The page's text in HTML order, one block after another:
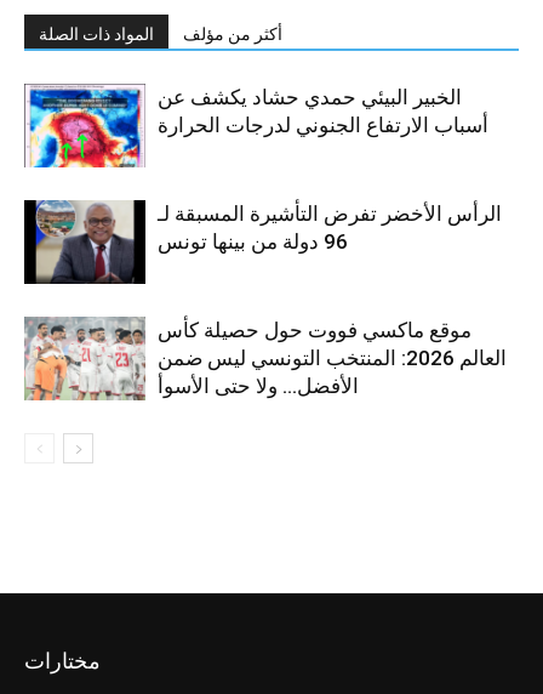
المواد ذات الصلة أكثر من مؤلف
الخبير البيئي حمدي حشاد يكشف عن
أسباب الارتفاع الجنوني لدرجات الحرارة
الرأس الأخضر تفرض التأشيرة المسبقة لـ
96 دولة من بينها تونس
موقع ماكسي فووت حول حصيلة كأس
العالم 2026: المنتخب التونسي ليس ضمن
الأفضل… ولا حتى الأسوأ
مختارات